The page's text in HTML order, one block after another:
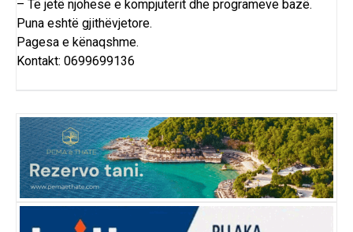
– Të jetë njohese e kompjuterit dhe programeve bazë.
Puna eshtë gjithëvjetore.
Pagesa e kënaqshme.
Kontakt: 0699699136